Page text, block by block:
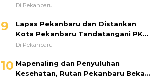
Diusut Tuntas Tanpa Pandang Bulu
Di Pekanbaru
9
Lapas Pekanbaru dan Distankan
Kota Pekanbaru Tandatangani PKS,
Warga Binaan Dibekali Keterampilan
Di Pekanbaru
10 Mapenaling dan Penyuluhan
Kesehatan, Rutan Pekanbaru Bekali